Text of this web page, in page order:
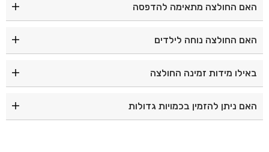
האם החולצה מתאימה להדפסה
קייטנות, תנועות נוער ואירועים.
האם החולצה נוחה לילדים
היום.
באילו מידות זמינה החולצה
המידות לפני ההזמנה.
האם ניתן להזמין בכמויות גדולות